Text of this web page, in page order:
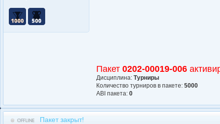
Пакет 0202-00019-006
Дисциплина: Турниры
Количество турниров в пакете: 5000
АBI пакета: 0
Пакет закрыт!